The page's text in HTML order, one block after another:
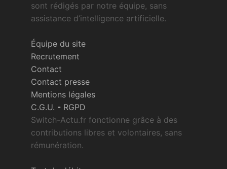
sont rédigés par notre équipe, sans
assistance d’intelligence artificielle.
Équipe du site
Recrutement
Contact
Contact presse
Mentions légales
C.G.U. - RGPD
Switch-Actu.fr fonctionne grâce à des
contributions libres et volontaires, sans
rémunération.